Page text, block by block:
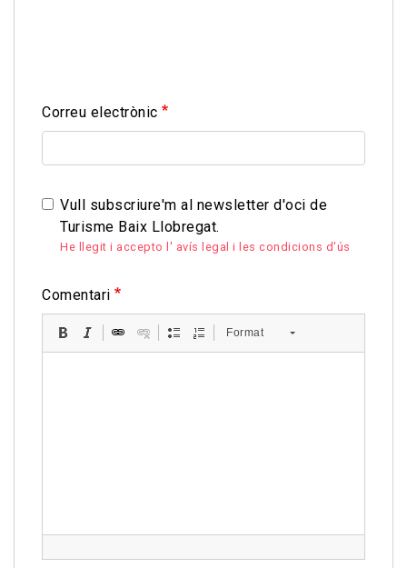
Correu electrònic
Vull subscriure'm al newsletter d'oci de
Turisme Baix Llobregat.
He llegit i accepto l' avís legal i les condicions d'ús
Comentari
Format